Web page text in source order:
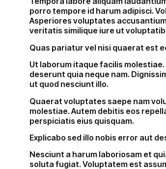
porro tempore id harum adipisci.
Asperiores voluptates
veritatis similique iure ut
Quas pariatur vel nisi quaerat est
Ut laborum itaque facilis
deserunt quia neque nam.
ut quod nesciunt illo.
Quaerat voluptates saepe nam
molestiae. Autem debitis eos
perspiciatis eius quisquam.
Explicabo sed illo nobis error aut
Nesciunt a harum laboriosam et
soluta fugiat. Voluptatem est